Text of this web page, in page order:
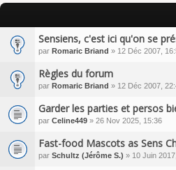
Sensiens, c'est ici qu'on se
par Romaric Briand » 12 Déc 2007,
Règles du forum
par Romaric Briand » 12 Déc 2007,
Garder les parties et persos
par Celine449 » 26 Nov 2025, 15:36
Fast-food Mascots as Sens
par Schultz (Jérôme S.) » 10 Juin